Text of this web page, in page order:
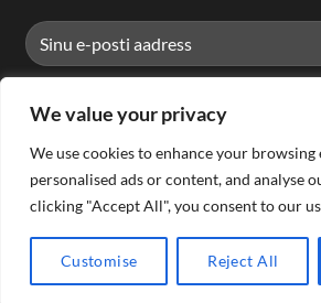
We value your privacy
We use cookies to enhance your browsing
personalised ads or content, and analyse
clicking "Accept All", you consent to our
Customise Reject All
Copyright 2026 ©KÕIK